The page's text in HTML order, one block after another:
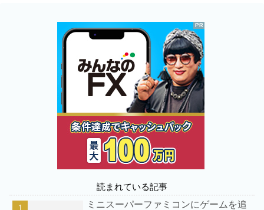
読まれている記事
ミニスーパーファミコンにゲームを追